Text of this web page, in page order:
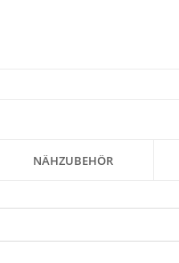
NÄHZUBEHÖR